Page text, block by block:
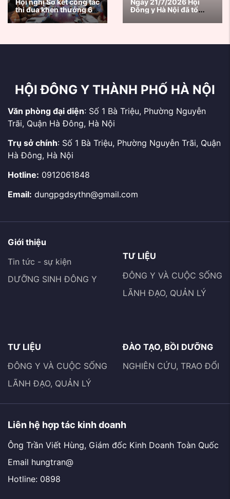
Hội nghị Sơ kết công tác
thi đua khen thưởng 6
tháng đầu năm, triển
khai nhiệm vụ trọng
Ngày 21/7/2026 Hội
Đông y Hà Nội đã tổ
Khám, tư vấn sức khoẻ
HỘI ĐÔNG Y THÀNH PHỐ HÀ NỘI
Văn phòng đại diện: Số 1 Bà Triệu, Phường Nguyễn
Trãi, Quận Hà Đông, Hà Nội
Trụ sở chính: Số 1 Bà Triệu, Phường Nguyễn Trãi, Quận
Hà Đông, Hà Nội
Hotline: 0912061848
Email: dungpgdsythn@gmail.com
Giới thiệu
Tin tức - sự kiện
DƯỠNG SINH ĐÔNG Y
TƯ LIỆU
ĐÔNG Y VÀ CUỘC SỐNG
LÃNH ĐẠO, QUẢN LÝ
TƯ LIỆU
ĐÔNG Y VÀ CUỘC SỐNG
LÃNH ĐẠO, QUẢN LÝ
ĐÀO TẠO, BỒI DƯỠNG
NGHIÊN CỨU, TRAO ĐỔI
Liên hệ hợp tác kinh doanh
Ông Trần Viết Hùng, Giám đốc Kinh Doanh Toàn Quốc
Email hungtran@
Hotline: 0898